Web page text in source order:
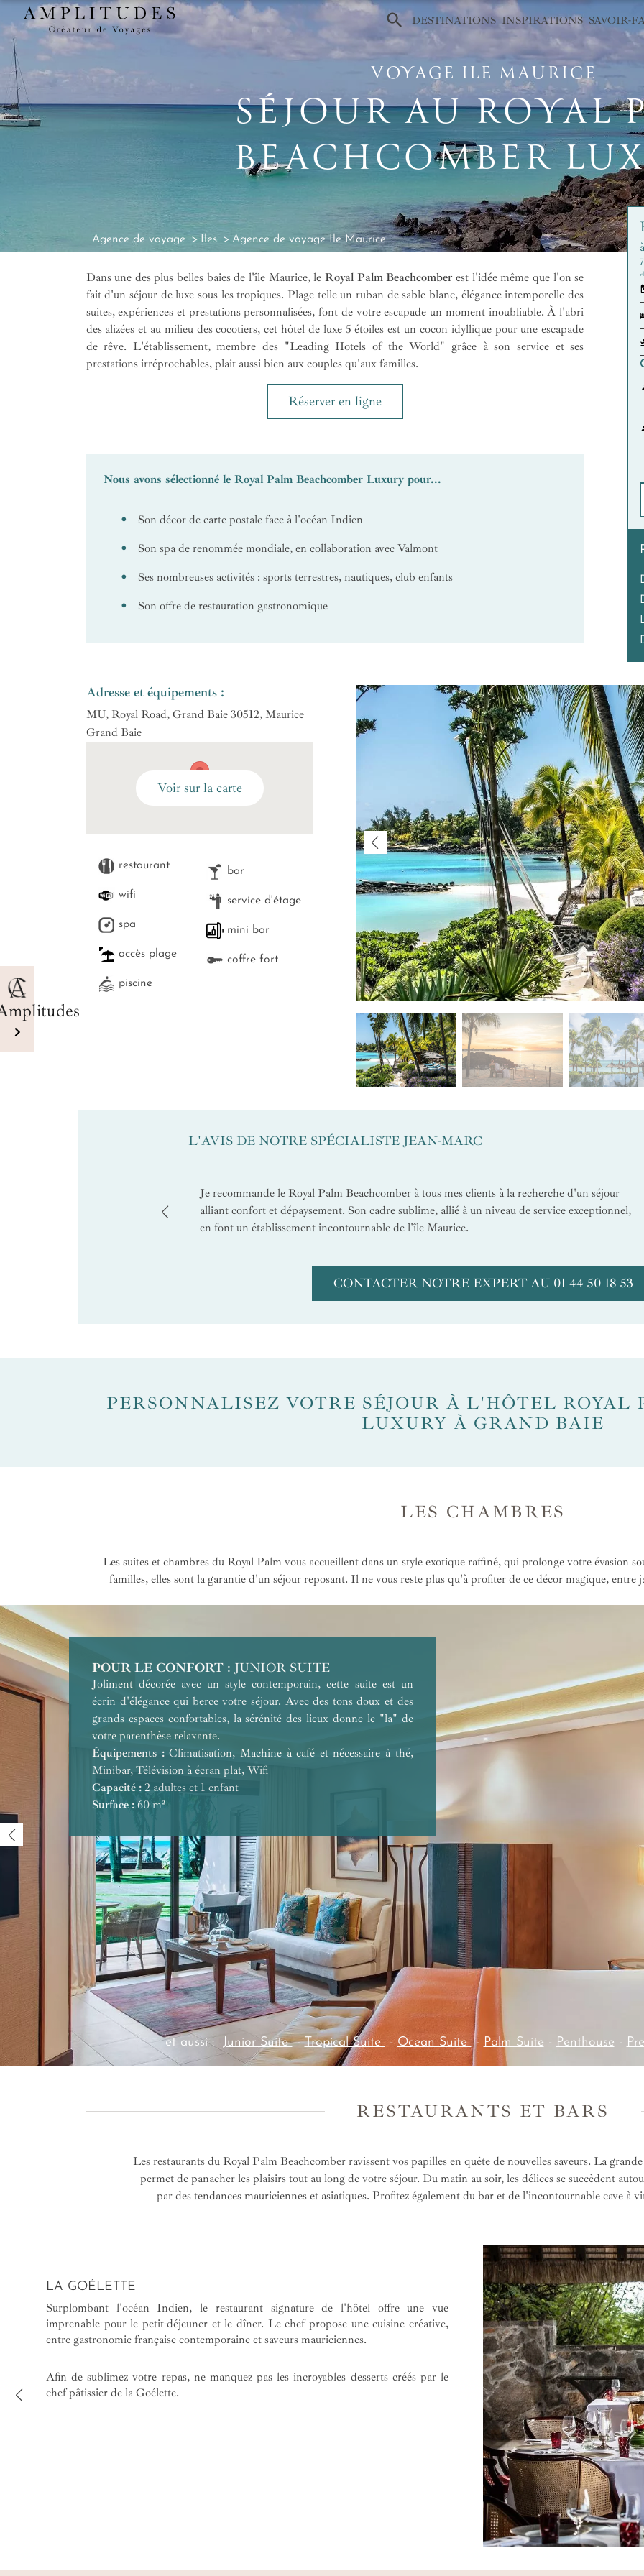
× DESTINATIONS INSPIRATIONS SAVOIR-
VOYAGE ILE MAURICE
SÉJOUR AU ROYAL
BEACHCOMBER
Agence de voyage Iles Agence de voyage Ile Maurice
Dans une des plus belles baies de l'île Maurice, le Royal Palm Beachcomber est l'idée même que l'on se
fait d'un séjour de luxe sous les tropiques. Plage telle un ruban de sable blanc, élégance intemporelle des
suites, expériences et prestations personnalisées, font de votre escapade un moment inoubliable. À l'abri
des alizées et au milieu des cocotiers, cet hôtel de luxe 5 étoiles est un cocon idyllique pour une escapade
de rêve. L'établissement, membre des "Leading Hotels of the World" grâce à son service et ses
prestations irréprochables, plait aussi bien aux couples qu'aux familles.
Réserver en ligne
Nous avons sélectionné le Royal Palm Beachcomber Luxury pour...
Son décor de carte postale face à l'océan Indien
Son spa de renommée mondiale, en collaboration avec Valmont
Ses nombreuses activités : sports terrestres, nautiques, club enfants
Son offre de restauration gastronomique
Adresse et équipements :
MU, Royal Road, Grand Baie 30512, Maurice
Grand Baie
restaurant
wifi
spa
accès plage
piscine
bar
service d'étage
mini bar
coffre fort
L'AVIS DE NOTRE SPÉCIALISTE JEAN-MARC
Je recommande le Royal Palm Beachcomber à tous mes clients à la recherche d'un séjour
alliant confort et dépaysement. Son cadre sublime, allié à un niveau de service exceptionnel,
en font un établissement incontournable de l'île Maurice.
CONTACTER NOTRE EXPERT AU 01 44 50 18 53
PERSONNALISEZ VOTRE SÉJOUR À L'HÔTEL ROYAL
LUXURY À GRAND BAIE
LES CHAMBRES
Les suites et chambres du Royal Palm vous accueillent dans un style exotique raffiné, qui prolonge votre évasion
familles, elles sont la garantie d'un séjour reposant. Il ne vous reste plus qu'à profiter de ce décor magique, entre
POUR LE CONFORT : JUNIOR SUITE
Joliment décorée avec un style contemporain, cette suite est un
écrin d'élégance qui berce votre séjour. Avec des tons doux et des
grands espaces confortables, la sérénité des lieux donne le "la" de
votre parenthèse relaxante.
Équipements :Climatisation, Machine à café et nécessaire à thé,
Minibar, Télévision à écran plat, Wifi
Capacité : 2 adultes et 1 enfant
Surface : 60 m²
POUR L'EXOTISME
Équipements :
Capacité :
POUR LES VOYAGES DE NOCES
Équipements :
Surface :
POUR LES FAMILLES
Équipements :
Capacité :
POUR LA SÉRÉNITÉ
Équipements :
Surface :
POUR LE GRAND LUXE
Équipements :
Capacité :
POUR L'EXCLUSIVITÉ
Équipements :
Capacité :
Surface :
et aussi : Junior Suite-Tropical Suite - Ocean Suite- Palm Suite - Penthouse -
RESTAURANTS ET BARS
Les restaurants du Royal Palm Beachcomber ravissent vos papilles en quête de nouvelles saveurs. La
permet de panacher les plaisirs tout au long de votre séjour. Du matin au soir, les délices se succèdent
par des tendances mauriciennes et asiatiques. Profitez également du bar et de l'incontournable cave à
LA GOÉLETTE
Surplombant l'océan Indien, le restaurant signature de l'hôtel offre une vue
imprenable pour le petit-déjeuner et le dîner. Le chef propose une cuisine créative,
entre gastronomie française contemporaine et saveurs mauriciennes.
Afin de sublimez votre repas, ne manquez pas les incroyables desserts créés par le
chef pâtissier de la Goélette.